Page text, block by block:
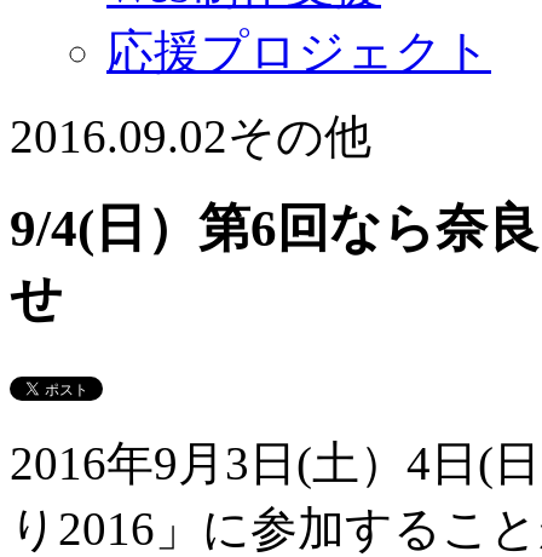
応援プロジェクト
2016.09.02その他
9/4(日）第6回なら奈
せ
2016年9月3日(土）4日(
り2016」に参加するこ